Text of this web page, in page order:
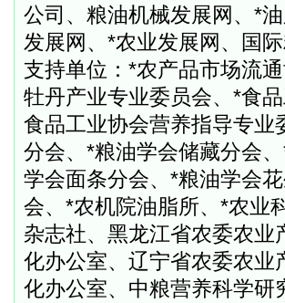
公司、粮油机械发展网、*
发展网、*农业发展网、国
支持单位：*农产品市场流
牡丹产业专业委员会、*食
食品工业协会营养指导专
分会、 *粮油学会储藏分会
学会面条分会、*粮油学会
会、 *农机院油脂所、*农业
杂志社、黑龙江省农委农
化办公室、辽宁省农委农
化办公室、中粮营养科学